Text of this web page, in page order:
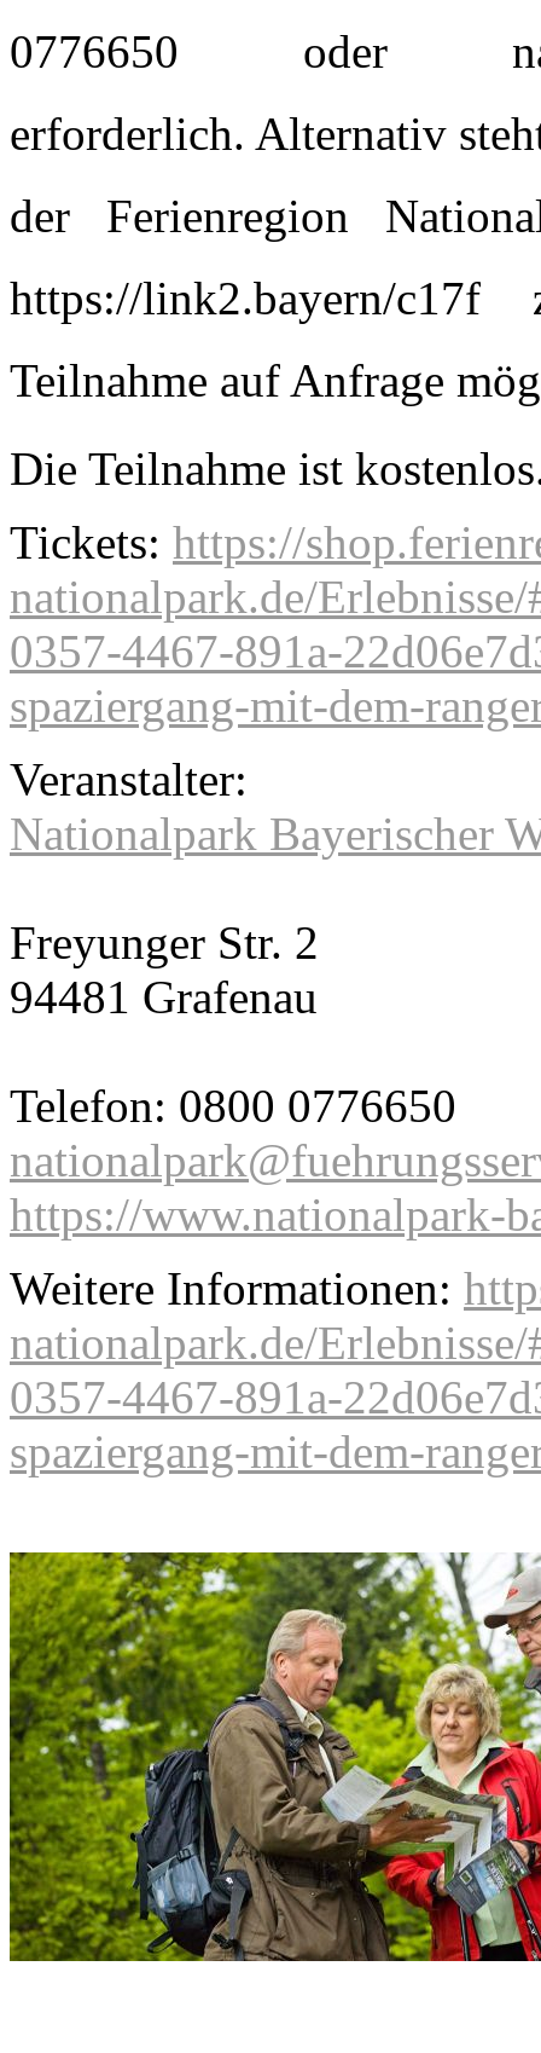
0776650 oder
erforderlich. Alternativ
der Ferienregion
https://link2.bayern/
Teilnahme auf Anfrage
Die Teilnahme ist
Tickets: https://
nationalpark.de/
0357-4467-891a-
spaziergang-mit-dem-
Veranstalter:
Nationalpark Bayerischer
Freyunger Str. 2
94481 Grafenau
Telefon: 0800 0776650
https://www.nationalpark-
Weitere Informationen:
nationalpark.de/
0357-4467-891a-
spaziergang-mit-dem-